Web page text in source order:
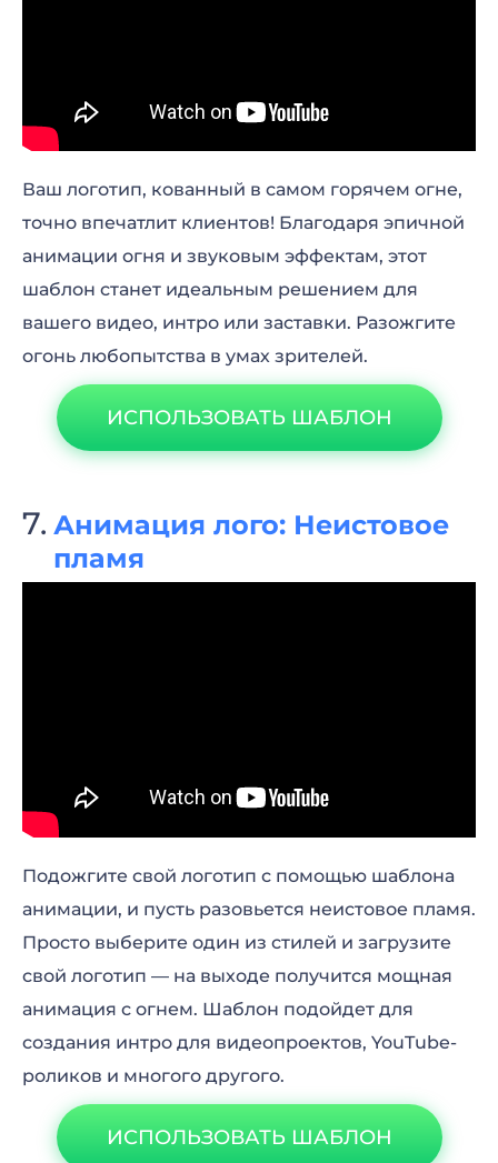
Ваш логотип, кованный в самом горячем огне,
точно впечатлит клиентов! Благодаря эпичной
анимации огня и звуковым эффектам, этот
шаблон станет идеальным решением для
вашего видео, интро или заставки. Разожгите
огонь любопытства в умах зрителей.
ИСПОЛЬЗОВАТЬ ШАБЛОН
Анимация лого: Неистовое
пламя
Подожгите свой логотип с помощью шаблона
анимации, и пусть разовьется неистовое пламя.
Просто выберите один из стилей и загрузите
свой логотип — на выходе получится мощная
анимация с огнем. Шаблон подойдет для
создания интро для видеопроектов, YouTube-
роликов и многого другого.
ИСПОЛЬЗОВАТЬ ШАБЛОН